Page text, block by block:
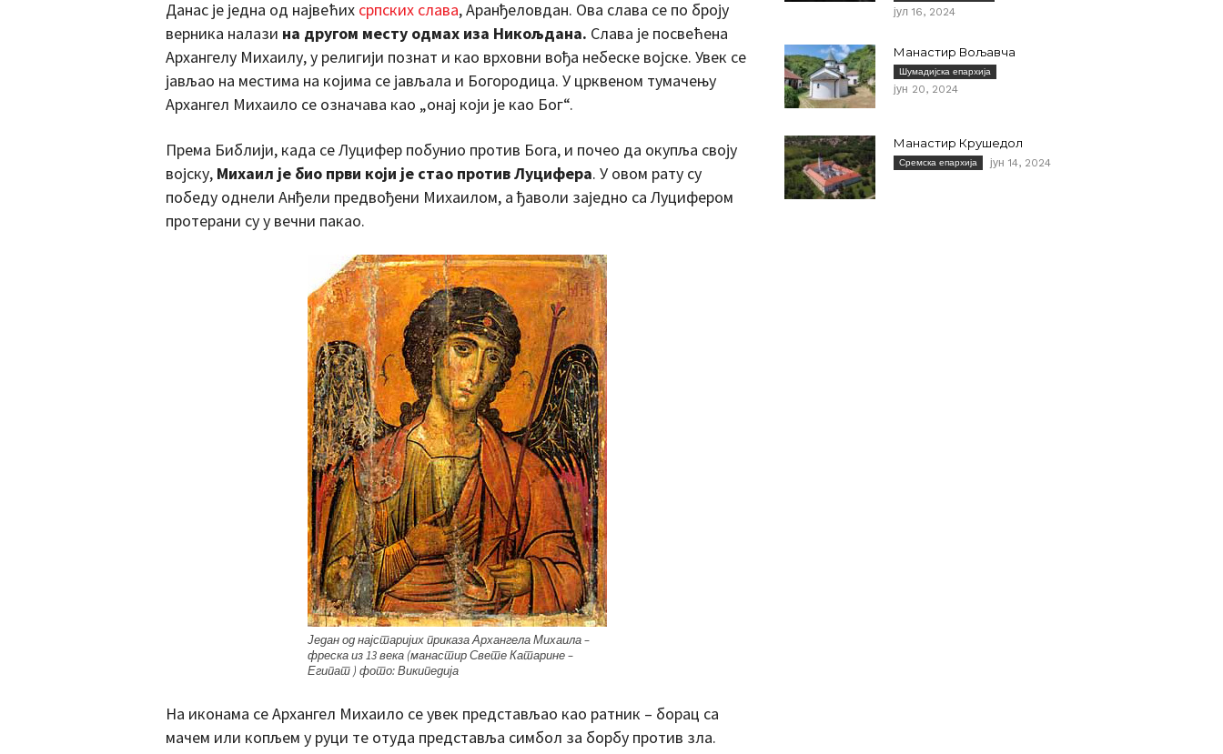
Данас је једна од највећих српских слава, Аранђеловдан. Ова слава се по броју
верника налази на другом месту одмах иза Никољдана. Слава је посвећена
Архангелу Михаилу, у религији познат и као врховни вођа небеске војске. Увек се
јављао на местима на којима се јављала и Богородица. У црквеном тумачењу
Архангел Михаило се означава као „онај који је као Бог“.
Према Библији, када се Луцифер побунио против Бога, и почео да окупља своју
војску, Михаил је био први који је стао против Луцифера. У овом рату су
победу однели Анђели предвођени Михаилом, а ђаволи заједно са Луцифером
протерани су у вечни пакао.
Један од најстаријих приказа Архангела Михаила –
фреска из 13 века (манастир Свете Катарине –
Египат ) фото: Википедија
На иконама се Архангел Михаило се увек представљао као ратник – борац са
мачем или копљем у руци те отуда представља симбол за борбу против зла.
јул 16, 2024
Манастир Вољавча
Шумадијска епархија
јун 20, 2024
Манастир Крушедол
Сремска епархија јун 14, 2024